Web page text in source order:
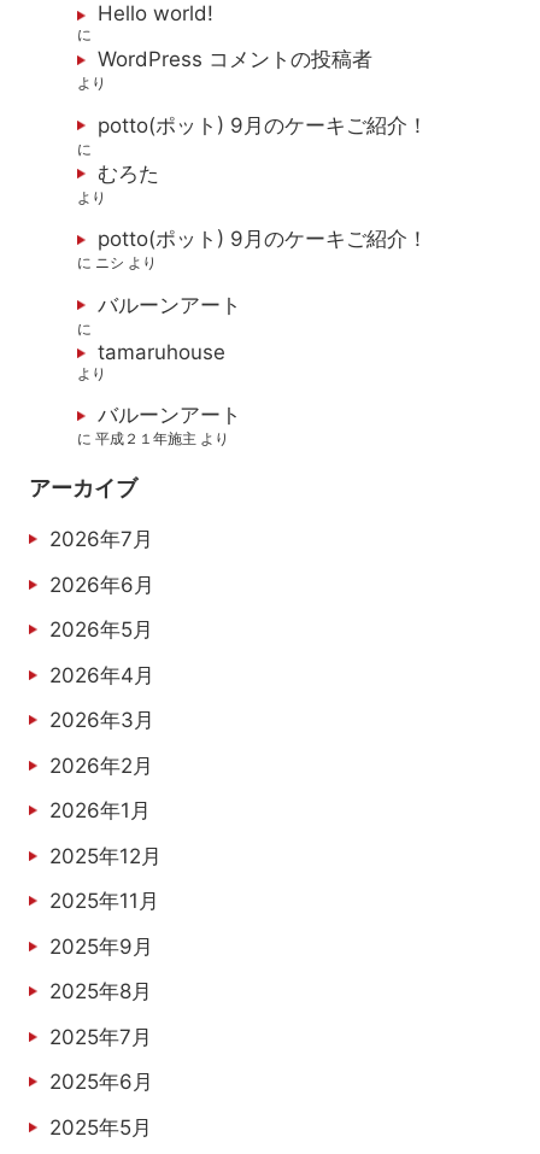
Hello world!
に
WordPress コメントの投稿者
より
potto(ポット) 9月のケーキご紹介！
に
むろた
より
potto(ポット) 9月のケーキご紹介！
に ニシ より
バルーンアート
に
tamaruhouse
より
バルーンアート
に平成２１年施主 より
アーカイブ
2026年7月
2026年6月
2026年5月
2026年4月
2026年3月
2026年2月
2026年1月
2025年12月
2025年11月
2025年9月
2025年8月
2025年7月
2025年6月
2025年5月